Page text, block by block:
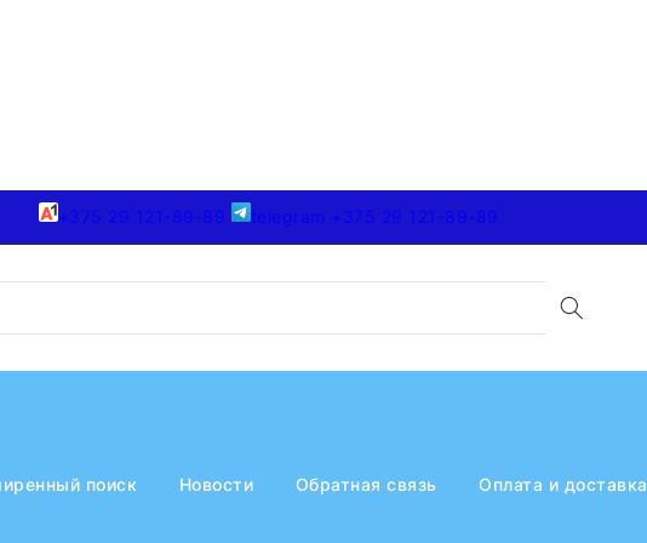
+375 29 121-89-89 telegram +375 29 121-89-89
поиск Новости Обратная связь Оплата и доставка